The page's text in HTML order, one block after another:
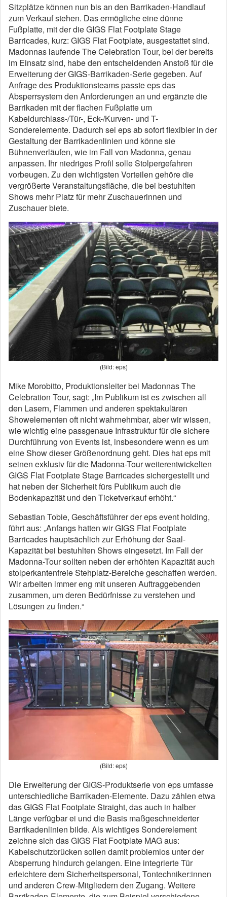
Sitzplätze können nun bis an den Barrikaden-Handlauf
zum Verkauf stehen. Das ermögliche eine dünne
Fußplatte, mit der die GIGS Flat Footplate Stage
Barricades, kurz: GIGS Flat Footplate, ausgestattet sind.
Madonnas laufende The Celebration Tour, bei der bereits
im Einsatz sind, habe den entscheidenden Anstoß für die
Erweiterung der GIGS-Barrikaden-Serie gegeben. Auf
Anfrage des Produktionsteams passte eps das
Absperrsystem den Anforderungen an und ergänzte die
Barrikaden mit der flachen Fußplatte um
Kabeldurchlass-/Tür-, Eck-/Kurven- und T-
Sonderelemente. Dadurch sei eps ab sofort flexibler in der
Gestaltung der Barrikadenlinien und könne sie
Bühnenverläufen, wie im Fall von Madonna, genau
anpassen. Ihr niedriges Profil solle Stolpergefahren
vorbeugen. Zu den wichtigsten Vorteilen gehöre die
vergrößerte Veranstaltungsfläche, die bei bestuhlten
Shows mehr Platz für mehr Zuschauerinnen und
Zuschauer biete.
(Bild: eps)
Mike Morobitto, Produktionsleiter bei Madonnas The
Celebration Tour, sagt: „Im Publikum ist es zwischen all
den Lasern, Flammen und anderen spektakulären
Showelementen oft nicht wahrnehmbar, aber wir wissen,
wie wichtig eine passgenaue Infrastruktur für die sichere
Durchführung von Events ist, insbesondere wenn es um
eine Show dieser Größenordnung geht. Dies hat eps mit
seinen exklusiv für die Madonna-Tour weiterentwickelten
GIGS Flat Footplate Stage Barricades sichergestellt und
hat neben der Sicherheit fürs Publikum auch die
Bodenkapazität und den Ticketverkauf erhöht.“
Sebastian Tobie, Geschäftsführer der eps event holding,
führt aus: „Anfangs hatten wir GIGS Flat Footplate
Barricades hauptsächlich zur Erhöhung der Saal-
Kapazität bei bestuhlten Shows eingesetzt. Im Fall der
Madonna-Tour sollten neben der erhöhten Kapazität auch
stolperkantenfreie Stehplatz-Bereiche geschaffen werden.
Wir arbeiten immer eng mit unseren Auftraggebenden
zusammen, um deren Bedürfnisse zu verstehen und
Lösungen zu finden.“
(Bild: eps)
Die Erweiterung der GIGS-Produktserie von eps umfasse
unterschiedliche Barrikaden-Elemente. Dazu zählen etwa
das GIGS Flat Footplate Straight, das auch in halber
Länge verfügbar ei und die Basis maßgeschneiderter
Barrikadenlinien bilde. Als wichtiges Sonderelement
zeichne sich das GIGS Flat Footplate MAG aus:
Kabelschutzbrücken sollen damit problemlos unter der
Absperrung hindurch gelangen. Eine integrierte Tür
erleichtere dem Sicherheitspersonal, Tontechniker:innen
und anderen Crew-Mitgliedern den Zugang. Weitere